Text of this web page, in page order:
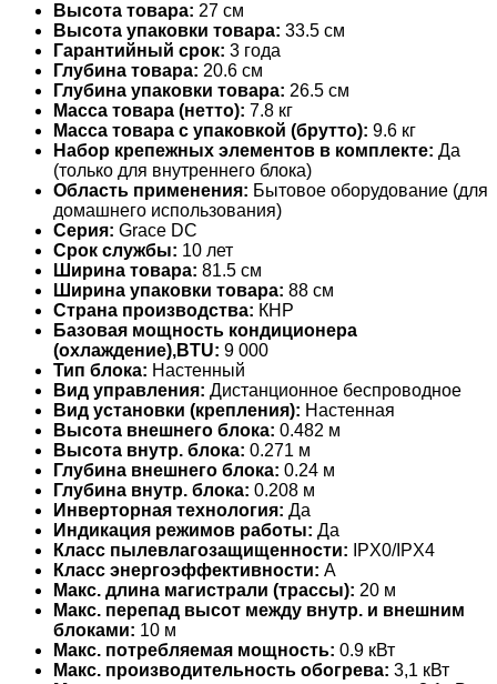
Высота товара: 27 см
Высота упаковки товара: 33.5 см
Гарантийный срок: 3 года
Глубина товара: 20.6 см
Глубина упаковки товара: 26.5 см
Масса товара (нетто): 7.8 кг
Масса товара с упаковкой (брутто): 9.6 кг
Набор крепежных элементов в комплекте: Да
(только для внутреннего блока)
Область применения: Бытовое оборудование (для
домашнего использования)
Серия: Grace DC
Срок службы: 10 лет
Ширина товара: 81.5 см
Ширина упаковки товара: 88 см
Страна производства: КНР
Базовая мощность кондиционера
(охлаждение),BTU: 9 000
Тип блока: Настенный
Вид управления: Дистанционное беспроводное
Вид установки (крепления): Настенная
Высота внешнего блока: 0.482 м
Высота внутр. блока: 0.271 м
Глубина внешнего блока: 0.24 м
Глубина внутр. блока: 0.208 м
Инверторная технология: Да
Индикация режимов работы: Да
Класс пылевлагозащищенности: IPX0/IPX4
Класс энергоэффективности: A
Макс. длина магистрали (трассы): 20 м
Макс. перепад высот между внутр. и внешним
блоками: 10 м
Макс. потребляемая мощность: 0.9 кВт
Макс. производительность обогрева: 3,1 кВт